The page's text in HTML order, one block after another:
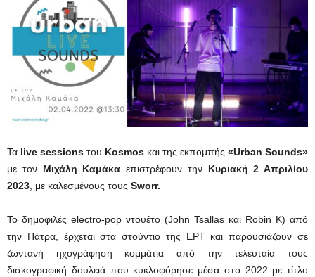
Τα live sessions του Kosmos και της εκπομπής «Urban Sounds»
με τον Μιχάλη Καμάκα επιστρέφουν την Κυριακή 2 Απριλίου
2023 , με καλεσμένους τους Sworr.
Το δημοφιλές electro-pop ντουέτο (John Tsallas και Robin K) από
την Πάτρα, έρχεται στα στούντιο της ΕΡΤ και παρουσιάζουν σε
ζωντανή ηχογράφηση κομμάτια από την τελευταία τους
δισκογραφική δουλειά που κυκλοφόρησε μέσα στο 2022 με τίτλο